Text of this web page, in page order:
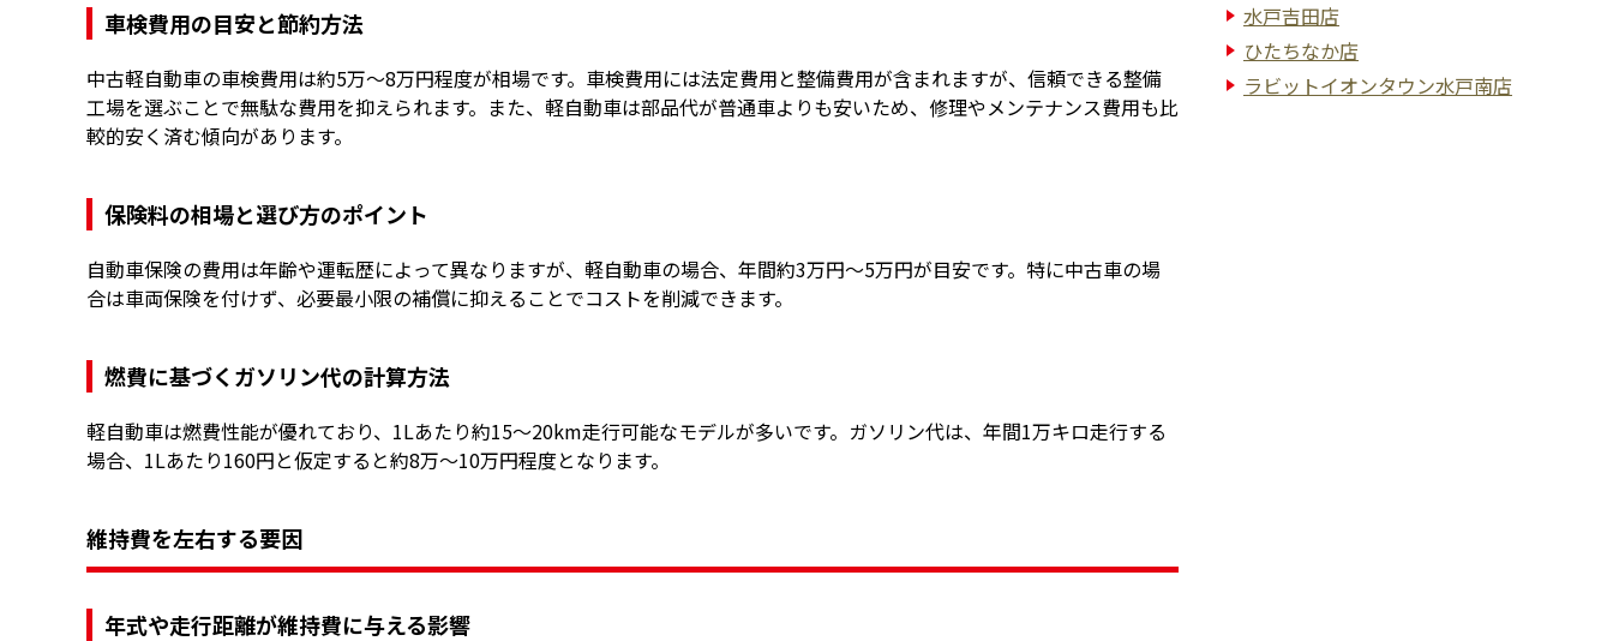
車検費用の目安と節約方法
中古軽自動車の車検費用は約5万〜8万円程度が相場です。車検費用には法定費用と整備費用が含まれますが、信頼できる整備
工場を選ぶことで無駄な費用を抑えられます。また、軽自動車は部品代が普通車よりも安いため、修理やメンテナンス費用も比
較的安く済む傾向があります。
保険料の相場と選び方のポイント
自動車保険の費用は年齢や運転歴によって異なりますが、軽自動車の場合、年間約3万円〜5万円が目安です。特に中古車の場
合は車両保険を付けず、必要最小限の補償に抑えることでコストを削減できます。
燃費に基づくガソリン代の計算方法
軽自動車は燃費性能が優れており、1Lあたり約15〜20km走行可能なモデルが多いです。ガソリン代は、年間1万キロ走行する
場合、1Lあたり160円と仮定すると約8万〜10万円程度となります。
維持費を左右する要因
年式や走行距離が維持費に与える影響
水戸吉田店
ひたちなか店
ラビットイオンタウン水戸南店